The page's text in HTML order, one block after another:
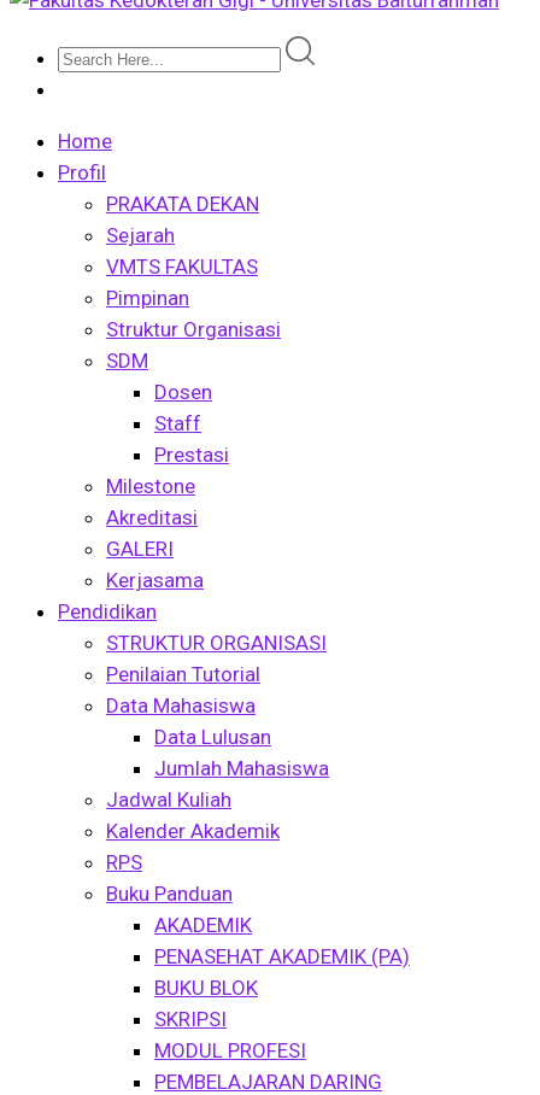
Home
Profil
PRAKATA DEKAN
Sejarah
VMTS FAKULTAS
Pimpinan
Struktur Organisasi
SDM
Dosen
Staff
Prestasi
Milestone
Akreditasi
GALERI
Kerjasama
Pendidikan
STRUKTUR ORGANISASI
Penilaian Tutorial
Data Mahasiswa
Data Lulusan
Jumlah Mahasiswa
Jadwal Kuliah
Kalender Akademik
RPS
Buku Panduan
AKADEMIK
PENASEHAT AKADEMIK (PA)
BUKU BLOK
SKRIPSI
MODUL PROFESI
PEMBELAJARAN DARING